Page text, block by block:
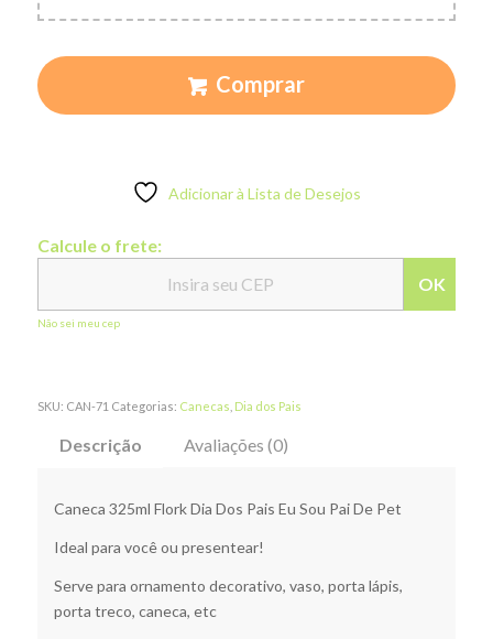
Comprar
Adicionar à Lista de Desejos
Calcule o frete:
OK
Não sei meu cep
SKU: CAN-71 Categorias: Canecas Dia dos Pais
Descrição Avaliações (0)
Caneca 325ml Flork Dia Dos Pais Eu Sou Pai De Pet
Ideal para você ou presentear!
Serve para ornamento decorativo, vaso, porta lápis,
porta treco, caneca, etc